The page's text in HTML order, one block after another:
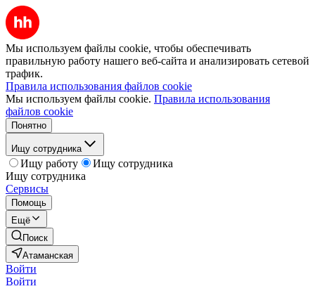
Мы используем файлы cookie, чтобы обеспечивать
правильную работу нашего веб-сайта и анализировать сетевой
трафик.
Правила использования файлов cookie
Мы используем файлы cookie. Правила использования
файлов cookie
Понятно
Ищу сотрудника
Ищу работу
Ищу сотрудника
Ищу сотрудника
Сервисы
Помощь
Ещё
Поиск
Атаманская
Войти
Войти